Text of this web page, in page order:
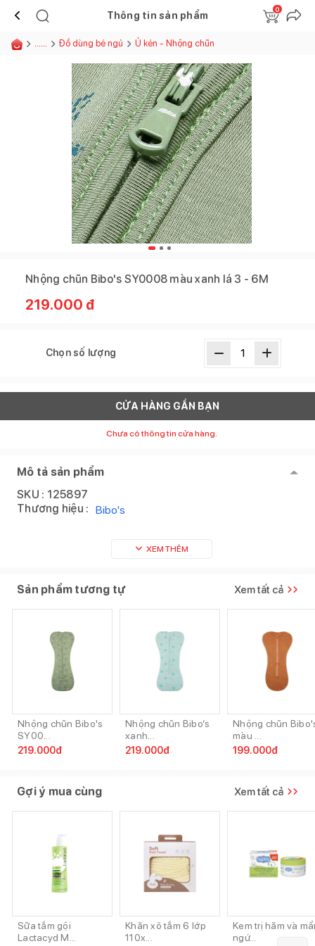
Thông tin sản phẩm
0
...... Đồ dùng bé ngủ Ủ kén - Nhộng chũn
Nhộng chũn Bibo's SY0008 màu xanh lá 3 - 6M
219.000 đ
Chọn số lượng
CỬA HÀNG GẦN BẠN
Chưa có thông tin cửa hàng.
Mô tả sản phẩm
SKU : 125897
Thương hiệu : Bibo's
XEM THÊM
Sản phẩm tương tự Xem tất cả
Nhộng chũn Bibo's
SY00...
219.000đ
Nhộng chũn Bibo’s
xanh...
219.000đ
Nhộng chũn
màu ...
199.000đ
Gợi ý mua cùng Xem tất cả
Sữa tắm gội
Lactacyd M...
Khăn xô tắm 6 lớp
110x...
Kem trị hăm và
ngứ...